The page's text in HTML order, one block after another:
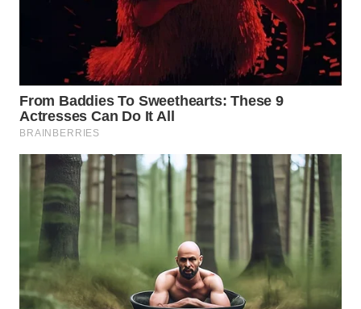
KARAWANG
WN
BEKASI
WN
BOGOR
WN
DEPOK
WN
TAPANULI